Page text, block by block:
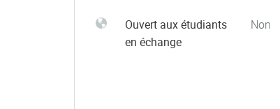
Ouvert aux étudiants
en échange
Non